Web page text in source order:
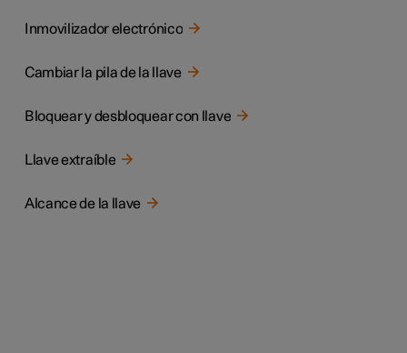
Inmovilizador electrónico
Cambiar la pila de la llave
Bloquear y desbloquear con llave
Llave extraíble
Alcance de la llave